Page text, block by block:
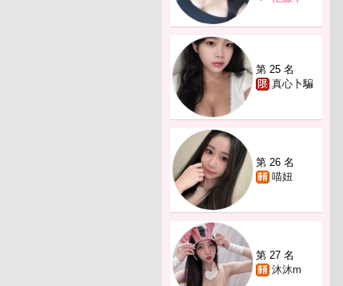
第 25 名
真心卜騙
第 26 名
喵妞
第 27 名
沐沐m